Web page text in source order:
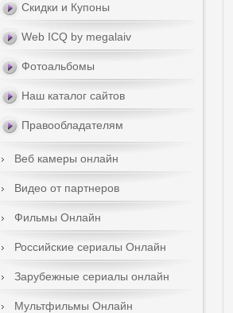
Скидки и Купоны
Web ICQ by megalaiv
Фотоальбомы
Наш каталог сайтов
Правообладателям
Веб камеры онлайн
Видео от партнеров
Фильмы Онлайн
Российские сериалы Онлайн
Зарубежные сериалы онлайн
Мультфильмы Онлайн